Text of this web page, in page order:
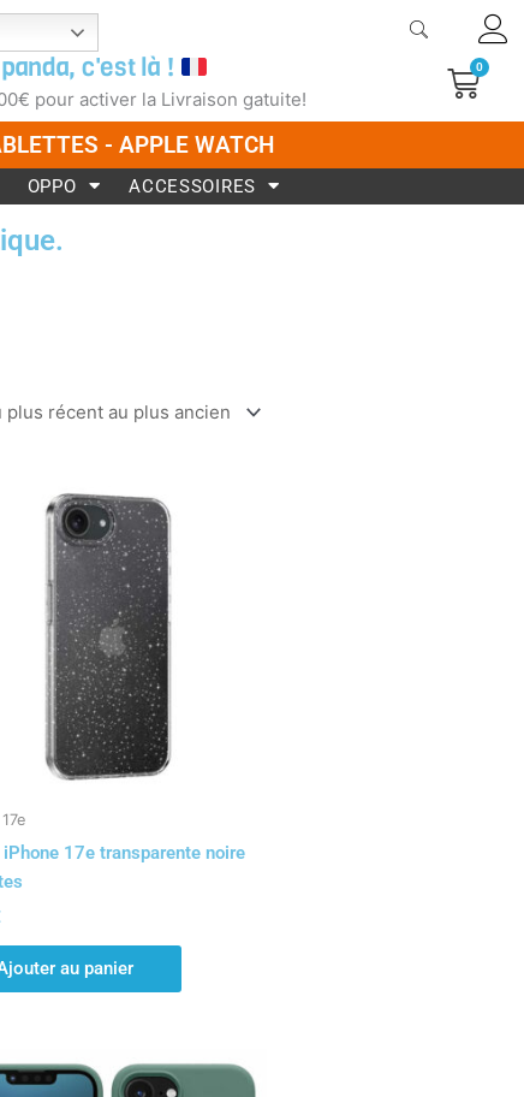
c'est là !
€ pour activer la Livraison gatuite!
0
- APPLE WATCH
OPPO ACCESSOIRES
iPhone 17e transparente noire
au panier